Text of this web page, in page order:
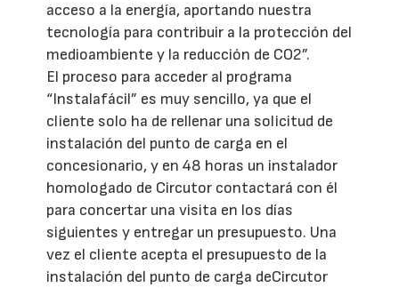
acceso a la energía, aportando nuestra
tecnología para contribuir a la protección del
medioambiente y la reducción de CO2”.
El proceso para acceder al programa
“Instalafácil” es muy sencillo, ya que el
cliente solo ha de rellenar una solicitud de
instalación del punto de carga en el
concesionario, y en 48 horas un instalador
homologado de Circutor contactará con él
para concertar una visita en los días
siguientes y entregar un presupuesto. Una
vez el cliente acepta el presupuesto de la
instalación del punto de carga deCircutor